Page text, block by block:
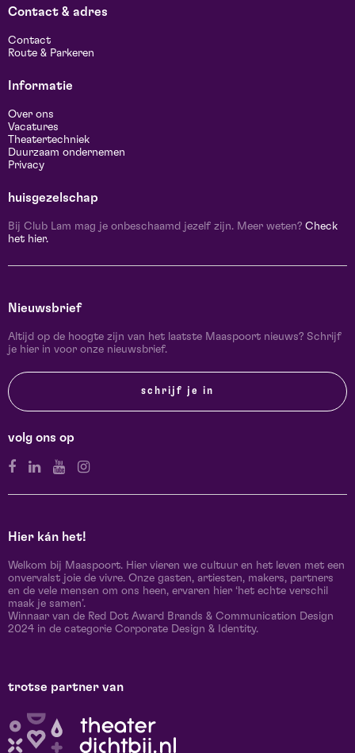
Contact & adres
Contact
Route & Parkeren
Informatie
Over ons
Vacatures
Theatertechniek
Duurzaam ondernemen
Privacy
huisgezelschap
Bij Club Lam mag je onbeschaamd jezelf zijn. Meer weten? Check
het hier.
Nieuwsbrief
Altijd op de hoogte zijn van het laatste Maaspoort nieuws? Schrijf
je hier in voor onze nieuwsbrief.
schrijf je in
volg ons op
Hier kán het!
Welkom bij Maaspoort. Hier vieren we cultuur en het leven met een
onvervalst joie de vivre. Onze gasten, artiesten, makers, partners
en de vele mensen om ons heen, ervaren hier ‘het echte verschil
maak je samen’.
Winnaar van de Red Dot Award Brands & Communication Design
2024 in de categorie Corporate Design & Identity.
trotse partner van